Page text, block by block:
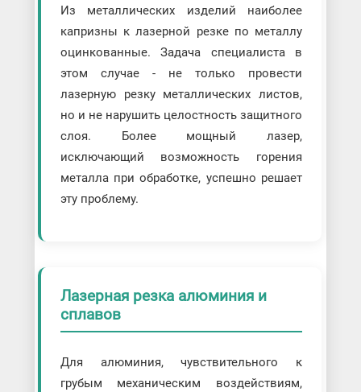
Из металлических изделий наиболее
капризны к лазерной резке по металлу
оцинкованные. Задача специалиста в
этом случае - не только провести
лазерную резку металлических листов,
но и не нарушить целостность защитного
слоя. Более мощный лазер,
исключающий возможность горения
металла при обработке, успешно решает
эту проблему.
Лазерная резка алюминия и
сплавов
Для алюминия, чувствительного к
грубым механическим воздействиям,